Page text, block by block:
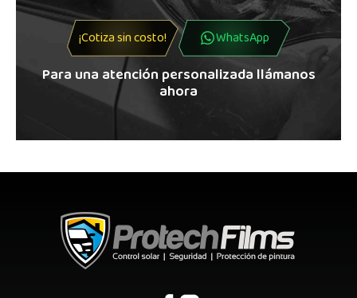
¡Cotiza sin costo! WhatsApp
Para una atención personalizada llámanos
ahora